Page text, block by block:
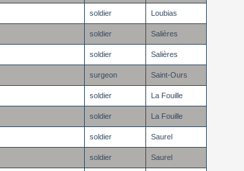
soldier Loubias
soldier Salières
soldier Salières
surgeon Saint-Ours
soldier La Fouille
soldier La Fouille
soldier Saurel
soldier Saurel